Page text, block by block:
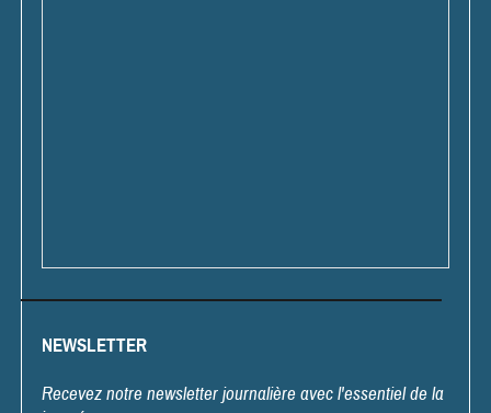
NEWSLETTER
Recevez notre newsletter journalière avec l'essentiel de la